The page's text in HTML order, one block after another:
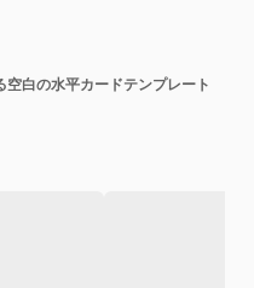
白の水平カードテンプレート